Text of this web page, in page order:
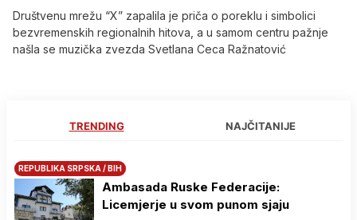
Društvenu mrežu “X” zapalila je priča o poreklu i simbolici
bezvremenskih regionalnih hitova, a u samom centru pažnje
našla se muzička zvezda Svetlana Ceca Ražnatović
TRENDING NAJČITANIJE
REPUBLIKA SRPSKA / BIH
Ambasada Ruske Federacije:
Licemjerje u svom punom sjaju